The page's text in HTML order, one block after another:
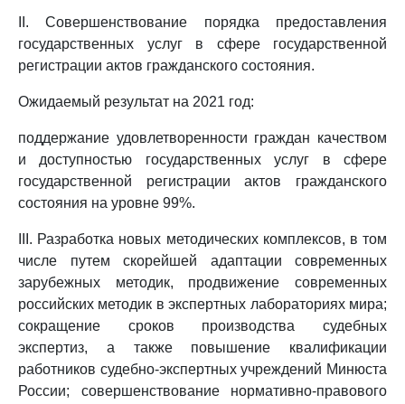
II. Совершенствование порядка предоставления
государственных услуг в сфере государственной
регистрации актов гражданского состояния.
Ожидаемый результат на 2021 год:
поддержание удовлетворенности граждан качеством
и доступностью государственных услуг в сфере
государственной регистрации актов гражданского
состояния на уровне 99%.
III. Разработка новых методических комплексов, в том
числе путем скорейшей адаптации современных
зарубежных методик, продвижение современных
российских методик в экспертных лабораториях мира;
сокращение сроков производства судебных
экспертиз, а также повышение квалификации
работников судебно-экспертных учреждений Минюста
России; совершенствование нормативно-правового